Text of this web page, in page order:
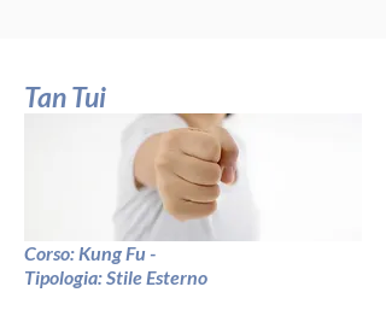
Tan Tui
Corso: Kung Fu -
Tipologia: Stile Esterno